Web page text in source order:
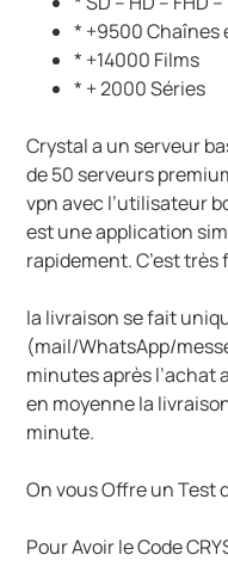
* +9500 Chaînes
* +14000 Films
* + 2000 Séries
Crystal a un serveur
de 50 serveurs
vpn avec l’utilisateur
est une application
rapidement. C’est
la livraison se fait
(mail/WhatsApp/
minutes après l’achat
en moyenne la
minute.
On vous Offre un Test
Pour Avoir le Code